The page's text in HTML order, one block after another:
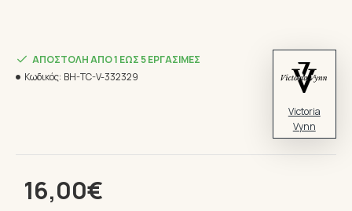
16,00€
ΑΠΟΣΤΟΛΉ ΑΠΌ 1 ΈΩΣ 5 ΕΡΓΆΣΙΜΕΣ
Κωδικός: BH-TC-V-332329
Victoria
Vynn